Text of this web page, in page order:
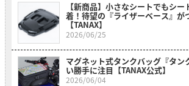
【新商品】小さなシートでもシ
着！待望の『ライザーベース』が
【TANAX】
2026/06/25
マグネット式タンクバッグ『タン
い勝手に注目【TANAX公式】
2026/06/04